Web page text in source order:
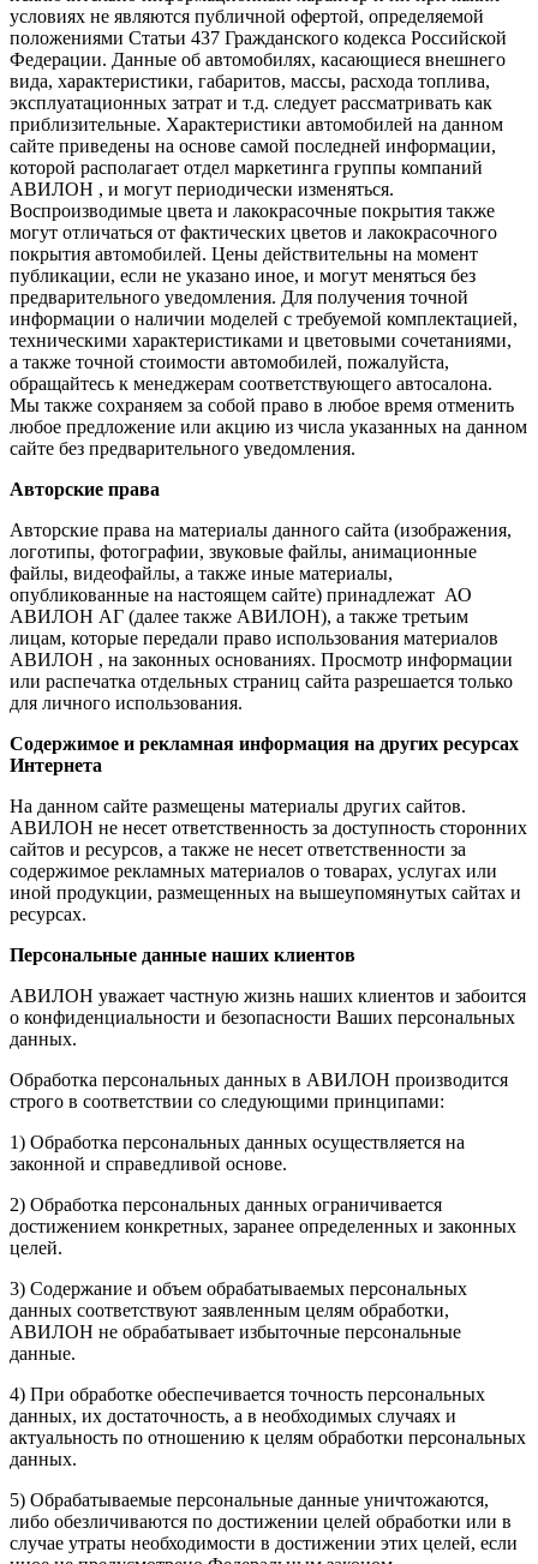
условиях не являются публичной офертой, определяемой
положениями Статьи 437 Гражданского кодекса Российской
Федерации. Данные об автомобилях, касающиеся внешнего
вида, характеристики, габаритов, массы, расхода топлива,
эксплуатационных затрат и т.д. следует рассматривать как
приблизительные. Характеристики автомобилей на данном
сайте приведены на основе самой последней информации,
которой располагает отдел маркетинга группы компаний
АВИЛОН , и могут периодически изменяться.
Воспроизводимые цвета и лакокрасочные покрытия также
могут отличаться от фактических цветов и лакокрасочного
покрытия автомобилей. Цены действительны на момент
публикации, если не указано иное, и могут меняться без
предварительного уведомления. Для получения точной
информации о наличии моделей с требуемой комплектацией,
техническими характеристиками и цветовыми сочетаниями,
а также точной стоимости автомобилей, пожалуйста,
обращайтесь к менеджерам соответствующего автосалона.
Мы также сохраняем за собой право в любое время отменить
любое предложение или акцию из числа указанных на данном
сайте без предварительного уведомления.
Авторские права
Авторские права на материалы данного сайта (изображения,
логотипы, фотографии, звуковые файлы, анимационные
файлы, видеофайлы, а также иные материалы,
опубликованные на настоящем сайте) принадлежат АО
АВИЛОН АГ (далее также АВИЛОН), а также третьим
лицам, которые передали право использования материалов
АВИЛОН , на законных основаниях. Просмотр информации
или распечатка отдельных страниц сайта разрешается только
для личного использования.
Содержимое и рекламная информация на других ресурсах
Интернета
На данном сайте размещены материалы других сайтов.
АВИЛОН не несет ответственность за доступность сторонних
сайтов и ресурсов, а также не несет ответственности за
содержимое рекламных материалов о товарах, услугах или
иной продукции, размещенных на вышеупомянутых сайтах и
ресурсах.
Персональные данные наших клиентов
АВИЛОН уважает частную жизнь наших клиентов и забоится
о конфиденциальности и безопасности Ваших персональных
данных.
Обработка персональных данных в АВИЛОН производится
строго в соответствии со следующими принципами:
1) Обработка персональных данных осуществляется на
законной и справедливой основе.
2) Обработка персональных данных ограничивается
достижением конкретных, заранее определенных и законных
целей.
3) Содержание и объем обрабатываемых персональных
данных соответствуют заявленным целям обработки,
АВИЛОН не обрабатывает избыточные персональные
данные.
4) При обработке обеспечивается точность персональных
данных, их достаточность, а в необходимых случаях и
актуальность по отношению к целям обработки персональных
данных.
5) Обрабатываемые персональные данные уничтожаются,
либо обезличиваются по достижении целей обработки или в
случае утраты необходимости в достижении этих целей, если